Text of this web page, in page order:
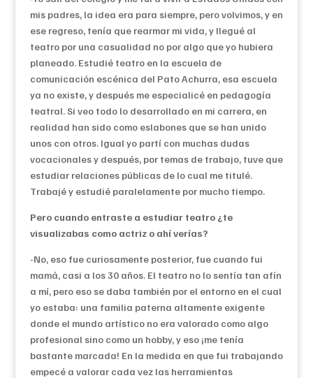
mis padres, la idea era para siempre, pero volvimos, y en
ese regreso, tenía que rearmar mi vida, y llegué al
teatro por una casualidad no por algo que yo hubiera
planeado. Estudié teatro en la escuela de
comunicación escénica del Pato Achurra, esa escuela
ya no existe, y después me especialicé en pedagogía
teatral. Si veo todo lo desarrollado en mi carrera, en
realidad han sido como eslabones que se han unido
unos con otros. Igual yo partí con muchas dudas
vocacionales y después, por temas de trabajo, tuve que
estudiar relaciones públicas de lo cual me titulé.
Trabajé y estudié paralelamente por mucho tiempo.
Pero cuando entraste a estudiar teatro ¿te
visualizabas como actriz o ahí verías?
-No, eso fue curiosamente posterior, fue cuando fui
mamá, casi a los 30 años. El teatro no lo sentía tan afín
a mí, pero eso se daba también por el entorno en el cual
yo estaba: una familia paterna altamente exigente
donde el mundo artístico no era valorado como algo
profesional sino como un hobby, y eso ¡me tenía
bastante marcada! En la medida en que fui trabajando
empecé a valorar cada vez las herramientas